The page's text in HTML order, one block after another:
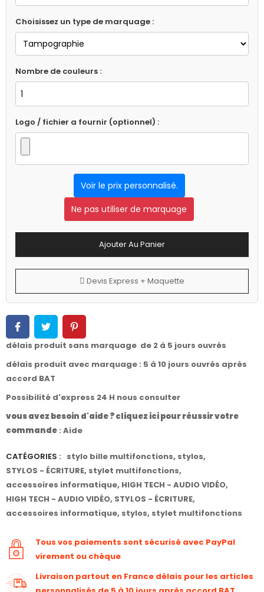
Choisissez un type de marquage :
Nombre de couleurs :
Logo / fichier a fournir (optionnel) :
Voir le prix personnalisé.
Ne pas utiliser de marquage
Ajouter Au Panier
Devis Express + Maquette
délais produit sans marquage de 2 à 5 jours ouvrés
délais produit avec marquage : 5 à 10 jours ouvrés après
accord BAT
Possibilité d'express 24 H nous consulter
vous avez besoin d'aide ? cliquez ici pour réussir votre
commande : Aide
CATÉGORIES : stylo bille multifonctions, stylos,
STYLOS - ÉCRITURE, stylet multifonctions,
accessoires informatique, HIGH TECH - AUDIO VIDÉO,
HIGH TECH - AUDIO VIDÉO, STYLOS - ÉCRITURE,
accessoires informatique, stylos, stylet multifonctions
Tous vos paiements sont sécurisé avec PayPal
virement ou chèque
Livraison partout en France délais pour les articles